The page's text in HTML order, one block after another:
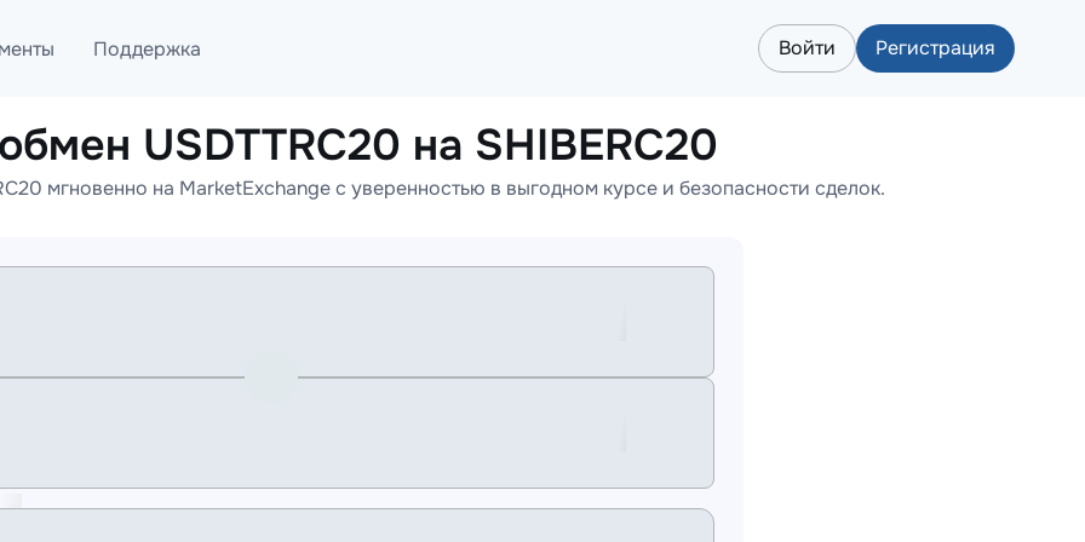
Поддержка
Telegram
Онлайн помощь
Войти Регистрация
USDTTRC20 на SHIBERC20
мгновенно на MarketExchange с уверенностью в выгодном курсе и безопасности сделок.